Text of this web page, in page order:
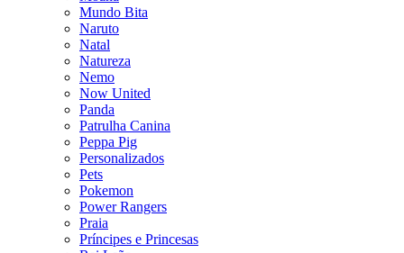
Mundo Bita
Naruto
Natal
Natureza
Nemo
Now United
Panda
Patrulha Canina
Peppa Pig
Personalizados
Pets
Pokemon
Power Rangers
Praia
Príncipes e Princesas